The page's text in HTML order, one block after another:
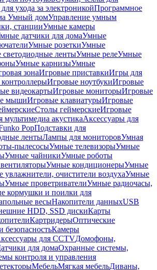
ухода за электроникойПрограммное
Умный домУправление умным
станцииУмные камеры
датчики для домаУмные
Умные розеткиУмные
лентыУмные релеУмные
Умные карнизыУмные
зонаИгровые приставкиИгры для
Игровые ноутбукиИгровые
видеокартыИгровые мониторыИгровые
мышиИгровые клавиатурыИгровые
Столы геймерскиеИгровые
мультимедиа акустикаАксессуары для
PopПодставки для
лентыЛампы для мониторовУмная
пылесосыУмные телевизорыУмные
Умные чайникиУмные роботы
Умные кондиционерыУмные
увлажнители, очистители воздухаУмные
Умные проветривателиУмные радиочасы,
кормушки и поилки для
весыНакопители данныхUSB
HDD, SSD дискиКарты
КартридерыОптические
Камеры
для CCTVДомофоны,
для домаОхранные системы,
контроля и управления
МебельМягкая мебельДиваны,